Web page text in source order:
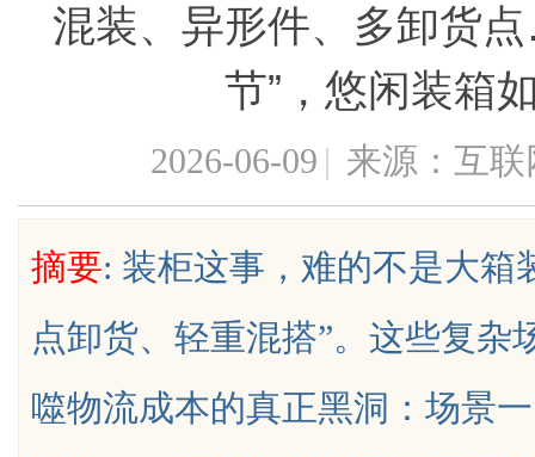
uz
混装、异形件、多卸货
节”，悠闲装箱
2026-06-09 | 来源：互联
摘要: 装柜这事，难的不是大箱
点卸货、轻重混搭”。这些复杂
噬物流成本的真正黑洞：场景